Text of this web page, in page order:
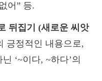
어” 등.
뒤집기 (새로운 씨앗
긍정적인 내용으로,
‘~이다, ~하다’의